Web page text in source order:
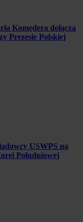
Komędera dołącza
Prezesie Polskiej
USWPS na
Południowej